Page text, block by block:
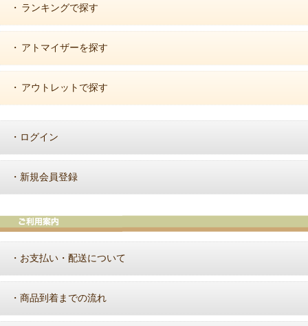
・ ランキングで探す
・ アトマイザーを探す
・ アウトレットで探す
・ ログイン
・ 新規会員登録
・ お支払い・配送について
・ 商品到着までの流れ